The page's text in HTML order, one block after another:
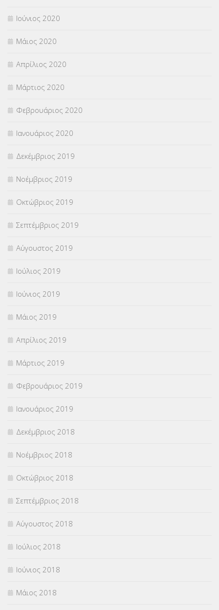
Ιούνιος 2020
Μάιος 2020
Απρίλιος 2020
Μάρτιος 2020
Φεβρουάριος 2020
Ιανουάριος 2020
Δεκέμβριος 2019
Νοέμβριος 2019
Οκτώβριος 2019
Σεπτέμβριος 2019
Αύγουστος 2019
Ιούλιος 2019
Ιούνιος 2019
Μάιος 2019
Απρίλιος 2019
Μάρτιος 2019
Φεβρουάριος 2019
Ιανουάριος 2019
Δεκέμβριος 2018
Νοέμβριος 2018
Οκτώβριος 2018
Σεπτέμβριος 2018
Αύγουστος 2018
Ιούλιος 2018
Ιούνιος 2018
Μάιος 2018